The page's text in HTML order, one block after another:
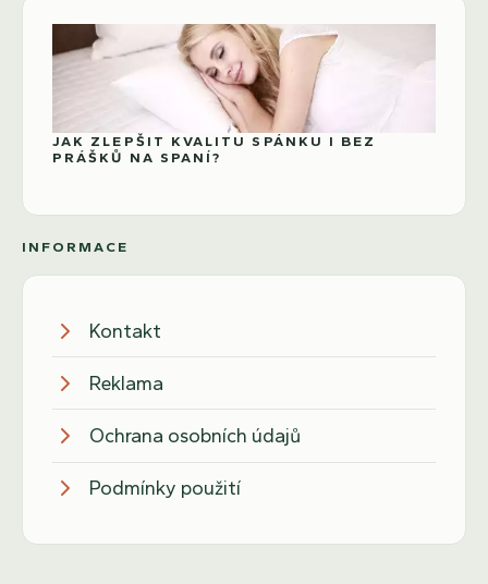
JAK ZLEPŠIT KVALITU SPÁNKU I BEZ
PRÁŠKŮ NA SPANÍ?
INFORMACE
Kontakt
Reklama
Ochrana osobních údajů
Podmínky použití